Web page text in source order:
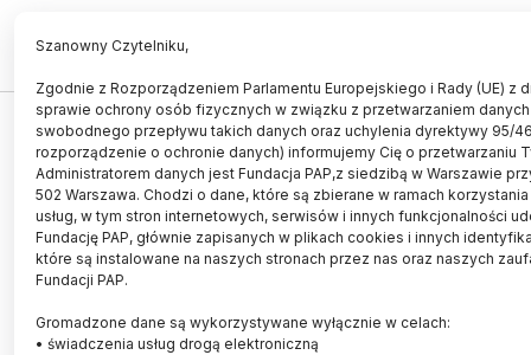
TECHNOLOGIA
Program komputerowy pomoże
londyńskim policjantom walczyć z
przestępczością
09.11.2015
aktualizacja: 09.11.2015
Szanowny Czytelniku,
Zgodnie z Rozporządzeniem Parlamentu Europejskiego i Rady (UE) z
sprawie ochrony osób fizycznych w związku z przetwarzaniem
swobodnego przepływu takich danych oraz uchylenia dyrektywy 95/
rozporządzenie o ochronie danych) informujemy Cię o przetwarzaniu
Administratorem danych jest Fundacja PAP,z siedzibą w Warszawie
502 Warszawa. Chodzi o dane, które są zbierane w ramach
usług, w tym stron internetowych, serwisów i innych funkcjonalności
Fundację PAP, głównie zapisanych w plikach cookies i innych
które są instalowane na naszych stronach przez nas oraz naszych
Fundacji PAP.
Gromadzone dane są wykorzystywane wyłącznie w celach:
• świadczenia usług drogą elektroniczną